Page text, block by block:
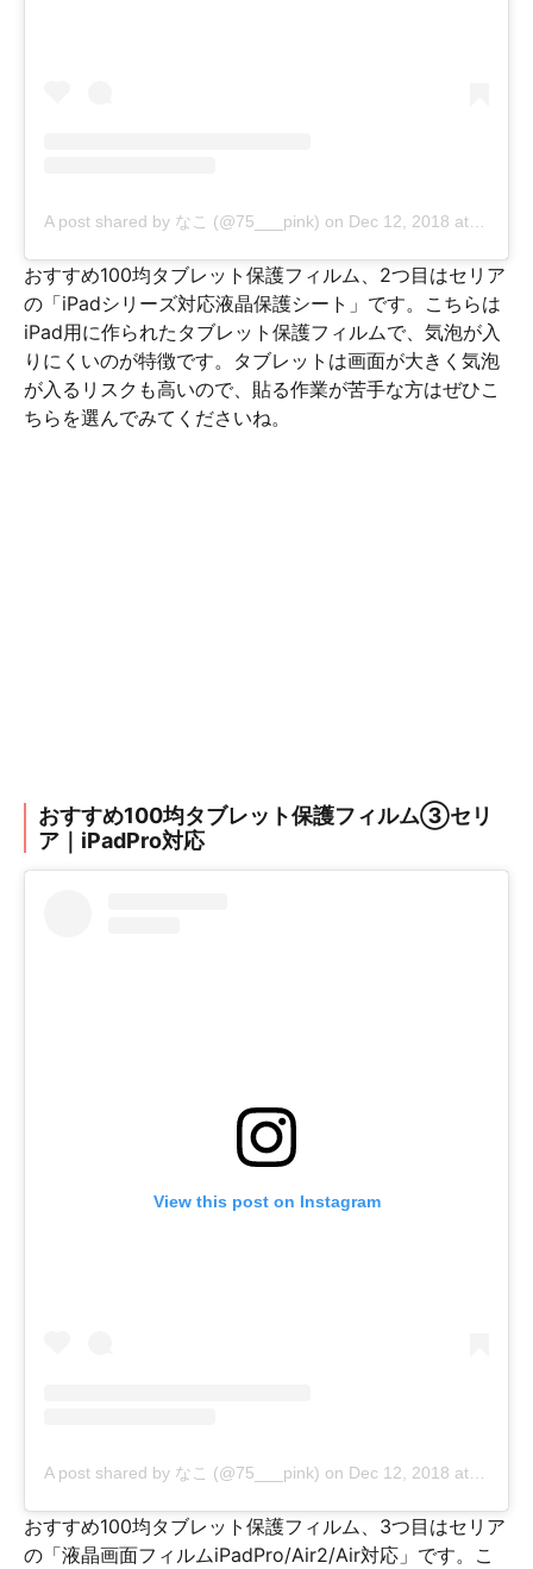
A post shared by なこ (@75___pink) on Dec 12, 2018 at 7:21pm PST
おすすめ100均タブレット保護フィルム、2つ目はセリア
の「iPadシリーズ対応液晶保護シート」です。こちらは
iPad用に作られたタブレット保護フィルムで、気泡が入
りにくいのが特徴です。タブレットは画面が大きく気泡
が入るリスクも高いので、貼る作業が苦手な方はぜひこ
ちらを選んでみてくださいね。
おすすめ100均タブレット保護フィルム③セリ
ア｜iPadPro対応
View this post on Instagram
A post shared by なこ (@75___pink) on Dec 12, 2018 at 7:19pm PST
おすすめ100均タブレット保護フィルム、3つ目はセリア
の「液晶画面フィルムiPadPro/Air2/Air対応」です。こ